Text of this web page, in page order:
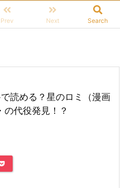
Prev Next Search
読める？星のロミ（漫画
代役発見！？